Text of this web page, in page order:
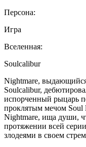
Персона:
Игра
Вселенная:
Soulcalibur
Nightmare,
Soulcalibur,
испорченный рыцарь
проклятым мечом Soul
Nightmare, ища души,
протяжении всей
злодеями в своем